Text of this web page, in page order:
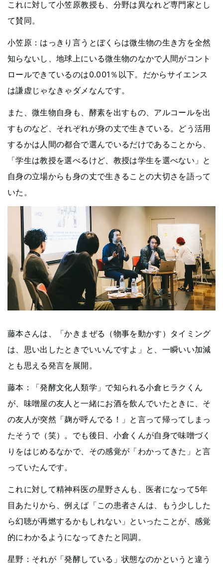
これに対して小笠原教授も、分野は異なれど専門家とし
て賛同。
小笠原：はっきり言うとぼくらは微生物の生き方を全然
知らないし、地球上にいる微生物のなかで人間がコント
ロールできているのは0.001％以下。だからサイエンス
は謙虚じゃなきゃダメなんです。
また、微生物自身も、酵素を出すもの、アルコールを出
すものなど、それぞれが身の丈で生きている。どう活用
するかは人間の都合で選んでいるだけであることから、
「学生は教授を選べるけど、教授は学生を選べない」と
自身の立場からも身の丈で生きることの大切さを語って
いた。
藤本さんは、「かきまぜる（物事を動かす）タイミング
は、思い出したときでいいんですよ」と、一瞬いい加減
とも思える発言を展開。
藤本：「発酵文化人類学」で知られる小倉ヒラクくん
が、味噌屋の友人と一緒にお酒を飲んでいたときに、そ
の友人が突然「麹が呼んでる！」と言って帰ってしまっ
たそうで（笑）。でも後日、小倉くんが自身で味噌づく
りをはじめるなかで、その感覚が「わかってきた」と言
っていたんです。
これに対して精神科医の星野さんも、医者になって5年
目あたりから、例えば「この患者さんは、もう少しした
ら幻聴が再燃するかもしれない」といったことが、感覚
的にわかるようになってきたと同調。
星野：それが「発酵している」状態なのかというと違う